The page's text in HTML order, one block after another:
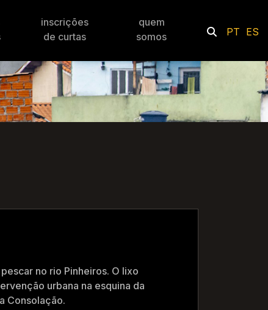
inscrições
de curtas
quem
somos
PT ES
no rio Pinheiros. O lixo
urbana na esquina da
Consolação.